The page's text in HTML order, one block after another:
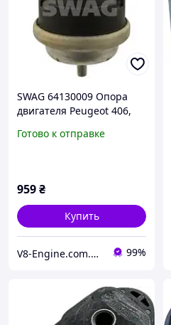
SWAG 64130009 Опора
двигателя Peugeot 406,
Citroen Xsara, Xsara
Готово к отправке
959₴
Купить
V8-Engine.com.ua Авто-расходники 99%